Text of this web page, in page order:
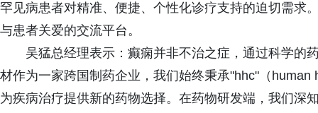
罕见病患者对精准、便捷、个性化诊疗支持的迫切需求
与患者关爱的交流平台。
吴猛总经理表示：癫痫并非不治之症，通过科学的
材作为一家跨国制药企业，我们始终秉承"hhc"（
为疾病治疗提供新的药物选择。在药物研发端，我们深